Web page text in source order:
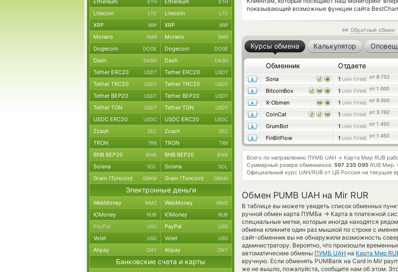
показывающий возможные функции сайта
Обратный обмен
Курсы обмена Калькулятор
Обменник Отдаете
Sona 1 UAH ПУМБ от 8 752
BitcoinBox
1 UAH ПУМБ от 1 000
X-Obmen
1 UAH ПУМБ от 6 000
CoinCat
1 UAH ПУМБ от 3 762
GrumBot
1 UAH ПУМБ от 1 450
FinBitFlow
1 UAH ПУМБ от 1 450
Всего по направлению ПУМБ UAH → Карта Мир RUB
Суммарный резерв обменников: 597 235 095 RUB Мир.
Официальный курс UAH/RUB от ЦБ России на текущее
Обмен PUMB UAH на Mir RUR
В таблице вы можете увидеть список обменных
ручной обмен карта ПУМБа → Карта в платежной
специальные метки, которые иногда находятся
обмена кликните один раз мышкой по строке с
сайт-обменник вы не обнаружили возможность
администратору. Вероятно, что произошли
автоматические обмены ПУМБ UAH на Карта Мир
вручную. Если обменять PUMBank на Card in Mir
же не вышло, пожалуйста, сообщите нам об этом.
Ethereum ETH Ethereum ETH
Litecoin LTC Litecoin LTC
XRP XRP XRP XRP
Monero XMR Monero XMR
Dogecoin DOGE Dogecoin DOGE
Dash DASH Dash DASH
Tether ERC20 USDT Tether ERC20 USDT
Tether TRC20 USDT Tether TRC20 USDT
Tether BEP20 USDT Tether BEP20 USDT
Tether TON USDT Tether TON USDT
USDC ERC20 USDC USDC ERC20 USDC
Zcash ZEC Zcash ZEC
TRON TRX TRON TRX
BNB BEP20 BNB BNB BEP20 BNB
Solana SOL Solana SOL
Gram (Toncoin) GRAM Gram (Toncoin) GRAM
Электронные деньги
WebMoney WMZ WebMoney WMZ
ЮMoney RUB ЮMoney RUB
PayPal USD PayPal USD
Volet USD Volet USD
Alipay CNY Alipay CNY
Банковские счета и карты